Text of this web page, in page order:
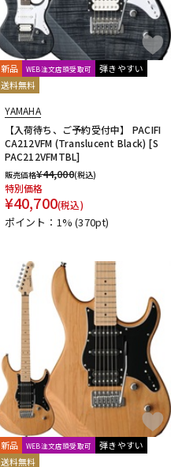
新品 WEB注文店頭受取可
弾きやすい
送料無料
YAMAHA
【入荷待ち、ご予約受付中】 PACIFI
CA212VFM (Translucent Black) [S
PAC212VFMTBL]
販売価格¥44,000(税込)
特別価格
¥40,700(税込)
ポイント：1%(370pt)
新品 WEB注文店頭受取可
弾きやすい
送料無料